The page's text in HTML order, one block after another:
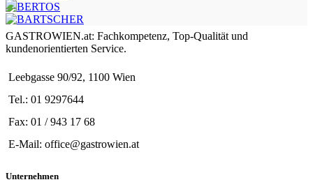
GASTROWIEN.at: Fachkompetenz, Top-Qualität und
kundenorientierten Service.
Leebgasse 90/92, 1100 Wien
Tel.: 01 9297644
Fax: 01 / 943 17 68
E-Mail: office@gastrowien.at
Unternehmen